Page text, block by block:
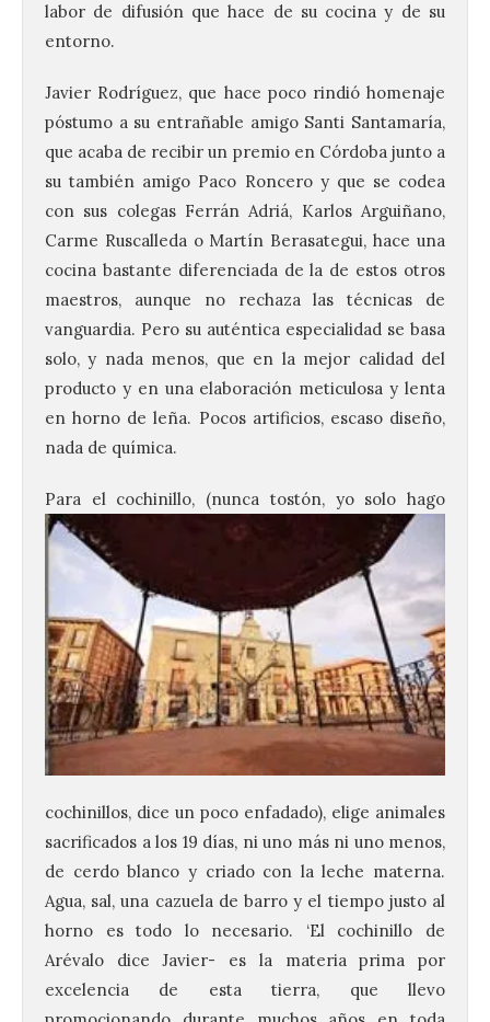
labor de difusión que hace de su cocina y de su
entorno.
Javier Rodríguez, que hace poco rindió homenaje
póstumo a su entrañable amigo Santi Santamaría,
que acaba de recibir un premio en Córdoba junto a
su también amigo Paco Roncero y que se codea
con sus colegas Ferrán Adriá, Karlos Arguiñano,
Carme Ruscalleda o Martín Berasategui, hace una
cocina bastante diferenciada de la de estos otros
maestros, aunque no rechaza las técnicas de
vanguardia. Pero su auténtica especialidad se basa
solo, y nada menos, que en la mejor calidad del
producto y en una elaboración meticulosa y lenta
en horno de leña. Pocos artificios, escaso diseño,
nada de química.
Para el cochinillo, (nunca tostón, yo solo hago
cochinillos, dice un poco enfadado), elige animales
sacrificados a los 19 días, ni uno más ni uno menos,
de cerdo blanco y criado con la leche materna.
Agua, sal, una cazuela de barro y el tiempo justo al
horno es todo lo necesario. ‘El cochinillo de
Arévalo dice Javier- es la materia prima por
excelencia de esta tierra, que llevo